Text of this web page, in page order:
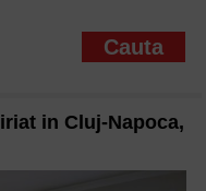
in Cluj-Napoca,